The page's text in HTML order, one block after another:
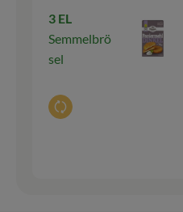
3 EL
Semmelbrö
sel
Auswahl ändern